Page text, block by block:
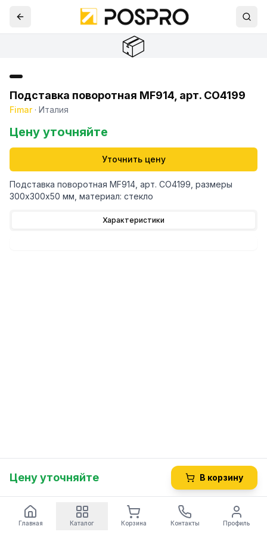
📦
Подставка поворотная MF914, арт. CO4199
Fimar· Италия
Цену уточняйте
Уточнить цену
Подставка поворотная MF914, арт. CO4199, размеры
300х300х50 мм, материал: стекло
Характеристики
Цену уточняйте В корзину
Главная Каталог Корзина Контакты Профиль